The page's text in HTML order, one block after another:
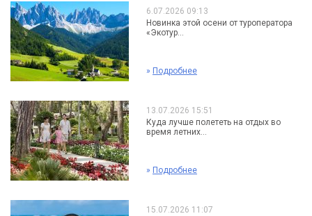
6.07.2026 09:13
Новинка этой осени от туроператора
«Экотур...
» Подробнее
13.07.2026 15:51
Куда лучше полететь на отдых во
время летних...
» Подробнее
15.07.2026 11:07